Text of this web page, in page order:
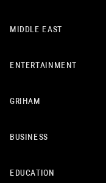
MIDDLE EAST
ENTERTAINMENT
GRIHAM
BUSINESS
EDUCATION